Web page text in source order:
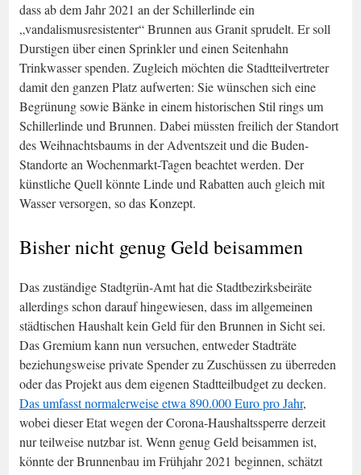
dass ab dem Jahr 2021 an der Schillerlinde ein
„vandalismusresistenter“ Brunnen aus Granit sprudelt. Er soll
Durstigen über einen Sprinkler und einen Seitenhahn
Trinkwasser spenden. Zugleich möchten die Stadtteilvertreter
damit den ganzen Platz aufwerten: Sie wünschen sich eine
Begrünung sowie Bänke in einem historischen Stil rings um
Schillerlinde und Brunnen. Dabei müssten freilich der Standort
des Weihnachtsbaums in der Adventszeit und die Buden-
Standorte an Wochenmarkt-Tagen beachtet werden. Der
künstliche Quell könnte Linde und Rabatten auch gleich mit
Wasser versorgen, so das Konzept.
Bisher nicht genug Geld beisammen
Das zuständige Stadtgrün-Amt hat die Stadtbezirksbeiräte
allerdings schon darauf hingewiesen, dass im allgemeinen
städtischen Haushalt kein Geld für den Brunnen in Sicht sei.
Das Gremium kann nun versuchen, entweder Stadträte
beziehungsweise private Spender zu Zuschüssen zu überreden
oder das Projekt aus dem eigenen Stadtteilbudget zu decken.
Das umfasst normalerweise etwa 890.000 Euro pro Jahr,
wobei dieser Etat wegen der Corona-Haushaltssperre derzeit
nur teilweise nutzbar ist. Wenn genug Geld beisammen ist,
könnte der Brunnenbau im Frühjahr 2021 beginnen, schätzt